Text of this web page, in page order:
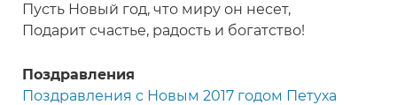
Пусть Новый год, что миру он несет,
Подарит счастье, радость и богатство!
Поздравления
Поздравления с Новым 2017 годом Петуха